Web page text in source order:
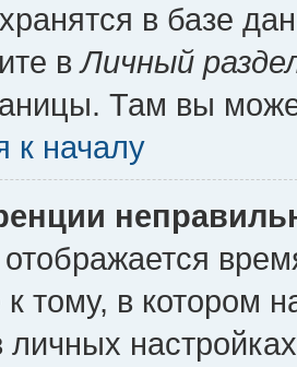
в базе
вЛичный
Там вы
к началу
к тому, в котором
личных